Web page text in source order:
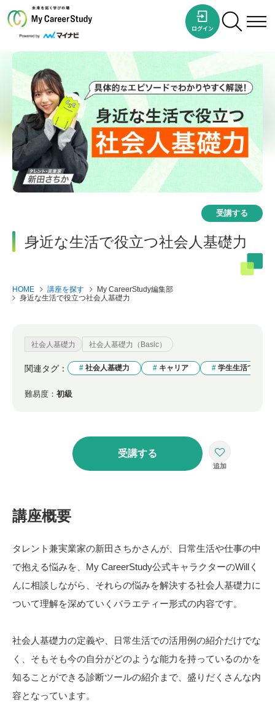
受講する
身近な生活で役立つ社会人基礎力
HOME 講座を探す
My CareerStudy編集部
身近な生活で役立つ社会人基礎力
社会人基礎力 社会人基礎力（Basic）
関連タグ： 社会人基礎力 キャリア 学生生活で役立
難易度： 初級
受講する
講座概要
タレント兼実業家の新田さちかさんが、日常生活や仕事の中
で抱える悩みを、My CareerStudy公式キャラクターのWillく
んに相談しながら、それらの悩みを解決する社会人基礎力に
ついて理解を深めていくバラエティー形式の内容です。
社会人基礎力の定義や、日常生活での活用例の紹介だけでな
く、そもそも今の自分がどのような能力を持っているのかを
知ることができる診断ツールの紹介まで、盛りだくさんな内
容となっています。